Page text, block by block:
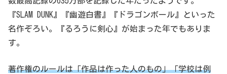
『SLAM DUNK』『幽遊白書』『ドラゴンボール』といった
名作ぞろい。『るろうに剣心』が始まった年でもありま
す。
著作権のルールは「作品は作った人のもの」「学校は例